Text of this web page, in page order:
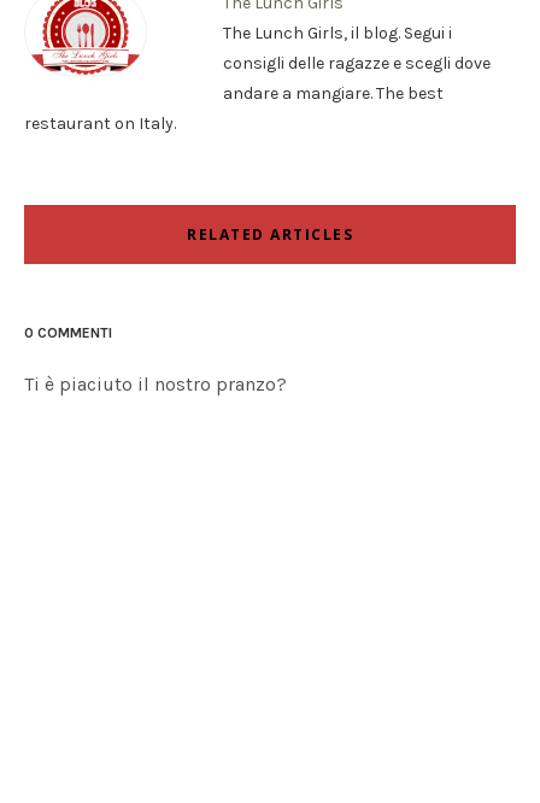
The Lunch Girls, il blog. Segui i
consigli delle ragazze e scegli dove
andare a mangiare. The best
restaurant on Italy.
RELATED ARTICLES
0 COMMENTI
Ti è piaciuto il nostro pranzo?